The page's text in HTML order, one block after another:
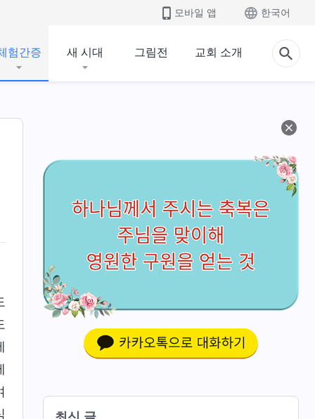
모바일 앱 한국어
험간증 새 시대 그림전 교회 소개